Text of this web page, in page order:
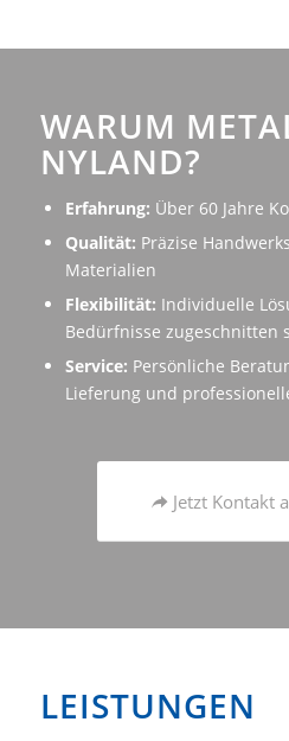
WARUM
NYLAND?
Erfahrung: Über 60 Jahre
Qualität: Präzise
Materialien
Flexibilität: Individuelle
Bedürfnisse zugeschnitten
Service: Persönliche
Lieferung und
Jetzt Kontakt
LEISTUNGEN